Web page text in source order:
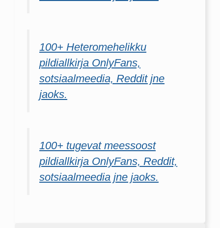
100+ Heteromehelikku
pildiallkirja OnlyFans,
sotsiaalmeedia, Reddit jne
jaoks.
100+ tugevat meessoost
pildiallkirja OnlyFans, Reddit,
sotsiaalmeedia jne jaoks.